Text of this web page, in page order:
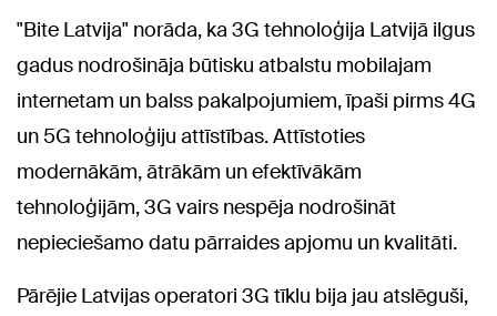
"Bite Latvija" norāda, ka 3G tehnoloģija Latvijā ilgus
gadus nodrošināja būtisku atbalstu mobilajam
internetam un balss pakalpojumiem, īpaši pirms 4G
un 5G tehnoloģiju attīstības. Attīstoties
modernākām, ātrākām un efektīvākām
tehnoloģijām, 3G vairs nespēja nodrošināt
nepieciešamo datu pārraides apjomu un kvalitāti.
Pārējie Latvijas operatori 3G tīklu bija jau atslēguši,